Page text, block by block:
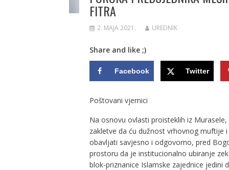
FITRA
2. MAJA 2021. UREDNIK
Share and like ;)
Facebook Twitter
Poštovani vjernici
Na osnovu ovlasti proisteklih iz
zakletve da ću dužnost vrhovnog muftije
obavljati savjesno i odgovorno, pred
prostoru da je institucionalno ubiranje
blok-priznanice Islamske zajednice jedini